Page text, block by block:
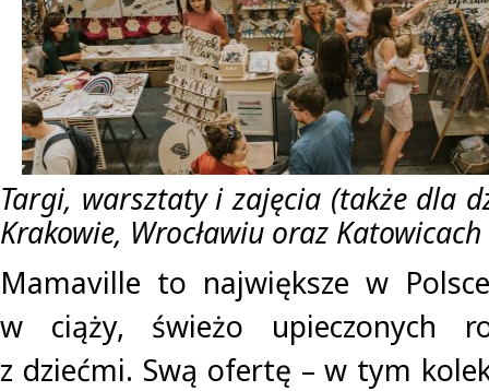
Targi, warsztaty i zajęcia (także dla
Krakowie, Wrocławiu oraz Katowicach
Mamaville to największe w
w ciąży, świeżo upieczonych
z dziećmi. Swą ofertę – w tym